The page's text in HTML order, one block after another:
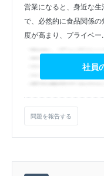
営業になると、身近な
で、必然的に食品関係
度が高まり、プライベー
社員
問題を報告する